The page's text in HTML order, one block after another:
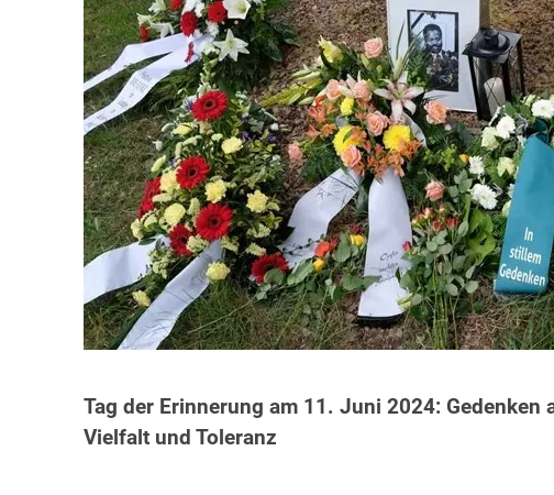
Tag der Erinnerung am 11. Juni 2024:
Vielfalt und Toleranz